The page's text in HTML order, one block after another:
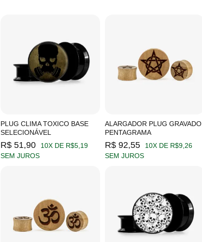
PLUG CLIMA TOXICO BASE
SELECIONÁVEL
R$ 51,90
10X DE R$5,19
SEM JUROS
ALARGADOR PLUG GRAVADO
PENTAGRAMA
R$ 92,55
10X DE R$9,26
SEM JUROS